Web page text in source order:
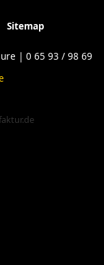
Sitemap
| 0 65 93 / 98 69